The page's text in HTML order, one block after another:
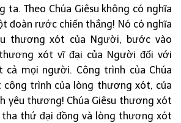
ta. Theo Chúa Giêsu không có nghĩa
đoàn rước chiến thắng! Nó có nghĩa
thương xót của Người, bước vào
xót vĩ đại của Người đối với
mọi người. Công trình của Chúa
công trình của lòng thương xót, của
yêu thương! Chúa Giêsu thương xót
tha thứ đại đồng và lòng thương xót